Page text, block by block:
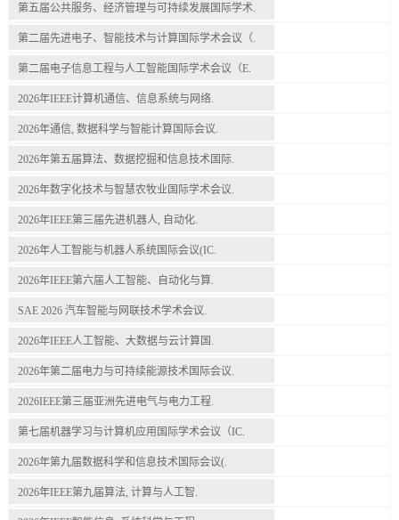
第五届公共服务、经济管理与可持续发展国际学术.
第二届先进电子、智能技术与计算国际学术会议（.
第二届电子信息工程与人工智能国际学术会议（E.
2026年IEEE计算机通信、信息系统与网络.
2026年通信, 数据科学与智能计算国际会议.
2026年第五届算法、数据挖掘和信息技术国际.
2026年数字化技术与智慧农牧业国际学术会议.
2026年IEEE第三届先进机器人, 自动化.
2026年人工智能与机器人系统国际会议(IC.
2026年IEEE第六届人工智能、自动化与算.
SAE 2026 汽车智能与网联技术学术会议.
2026年IEEE人工智能、大数据与云计算国.
2026年第二届电力与可持续能源技术国际会议.
2026IEEE第三届亚洲先进电气与电力工程.
第七届机器学习与计算机应用国际学术会议（IC.
2026年第九届数据科学和信息技术国际会议(.
2026年IEEE第九届算法, 计算与人工智.